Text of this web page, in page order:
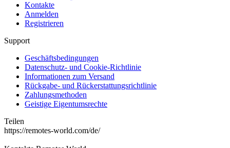
Kontakte
Anmelden
Registrieren
Support
Geschäftsbedingungen
Datenschutz- und Cookie-Richtlinie
Informationen zum Versand
Rückgabe- und Rückerstattungsrichtlinie
Zahlungsmethoden
Geistige Eigentumsrechte
Teilen
https://remotes-world.com/de/